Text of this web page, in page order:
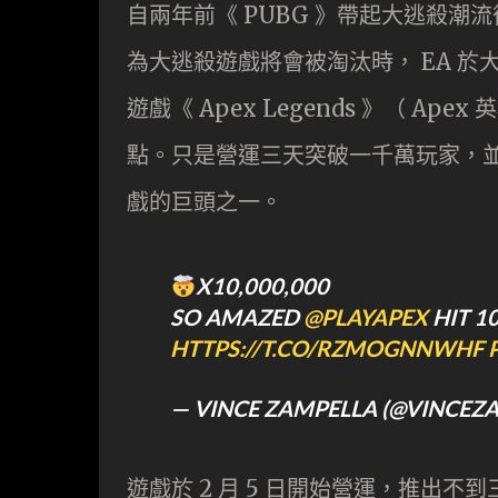
自兩年前《 PUBG 》帶起大逃殺潮
為大逃殺遊戲將會被淘汰時， EA
遊戲《 Apex Legends 》（ Apex
點。只是營運三天突破一千萬玩家，
戲的巨頭之一。
X10,000,000
SO AMAZED@PLAYAPEXHIT
HTTPS://T.CO/RZMOGNNWHF
— VINCE ZAMPELLA
遊戲於 2 月 5 日開始營運，推出不